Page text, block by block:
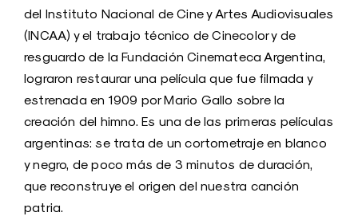
del Instituto Nacional de Cine y Artes Audiovisuales
(INCAA) y el trabajo técnico de Cinecolor y de
resguardo de la Fundación Cinemateca Argentina,
lograron restaurar una película que fue filmada y
estrenada en 1909 por Mario Gallo sobre la
creación del himno. Es una de las primeras películas
argentinas: se trata de un cortometraje en blanco
y negro, de poco más de 3 minutos de duración,
que reconstruye el origen del nuestra canción
patria.